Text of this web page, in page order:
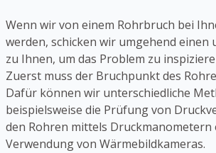
Wenn wir von einem Rohrbruch bei
werden, schicken wir umgehend
zu Ihnen, um das Problem zu
Zuerst muss der Bruchpunkt des
Dafür können wir unterschiedliche
beispielsweise die Prüfung von
den Rohren mittels Druckmanometern
Verwendung von Wärmebildkameras.